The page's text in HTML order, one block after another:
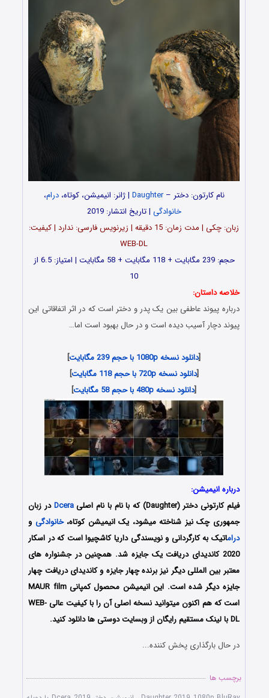
نام کارتون: دختر –Daughter | ژانر: انیمیشن، کوتاه،درام،
خانوادگی | تاریخ انتشار: 2019
زبان: چکی | مدت زمان: 15 دقیقه | زیرنویس فارسی: ندارد | کیفیت:
WEB-DL
حجم: 239 مگابایت + 118 مگابایت + 58 مگابایت | امتیاز: 6.5 از
10
خلاصه داستان:
درباره پیوند عاطفی بین یک پدر و دختر است که در اثر اتفاقاتی این
پیوند دچار آسیب دیده است و در حال بهبود است اما…
[دانلود نسخه 1080p با حجم 239 مگابایت
]
[دانلود نسخه 720p با حجم 118 مگابایت
]
[دانلود نسخه 480p با حجم 58 مگابایت ]
درباره انیمیشن:
فیلم کارتونی دختر (Daughter) که با نام با نام اصلی
Dceraدر زبان
جمهوری چک نیز شناخته میشود، یک انیمیشن کوتاه،خانوادگی و
دراماتیک به کارگردانی و نویسندگی داریا کاشچیوا است که در اسکار
2020 کاندیدای دریافت یک جایزه شد. همچنین در جشنواره های
معتبر بین المللی دیگر نیز برنده چهار جایزه و کاندیدای دریافت چهار
جایزه دیگر شده است. این انیمیشن محصول کمپانی MAUR film
است که هم اکنون میتوانید نسخه اصلی آن را با کیفیت عالی WEB-
DL با لینک مستقیم رایگان از وبسایت دوستی ها دانلود کنید.
در حال بارگذاری پخش کننده...
برچسب ها